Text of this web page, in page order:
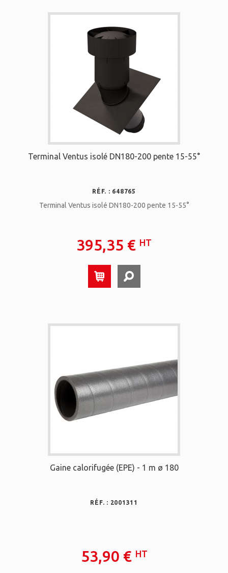
Terminal Ventus isolé DN180-200 pente 15-55°
RÉF. : 648765
Terminal Ventus isolé DN180-200 pente 15-55°
395,35 € HT
Gaine calorifugée (EPE) - 1 m ø 180
RÉF. : 2001311
53,90 € HT